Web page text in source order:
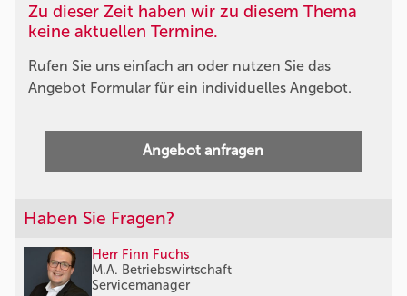
Zu dieser Zeit haben wir zu diesem Thema
keine aktuellen Termine.
Rufen Sie uns einfach an oder nutzen Sie das
Angebot Formular für ein individuelles Angebot.
Angebot anfragen
Haben Sie Fragen?
Herr Finn Fuchs
M.A. Betriebswirtschaft
Servicemanager